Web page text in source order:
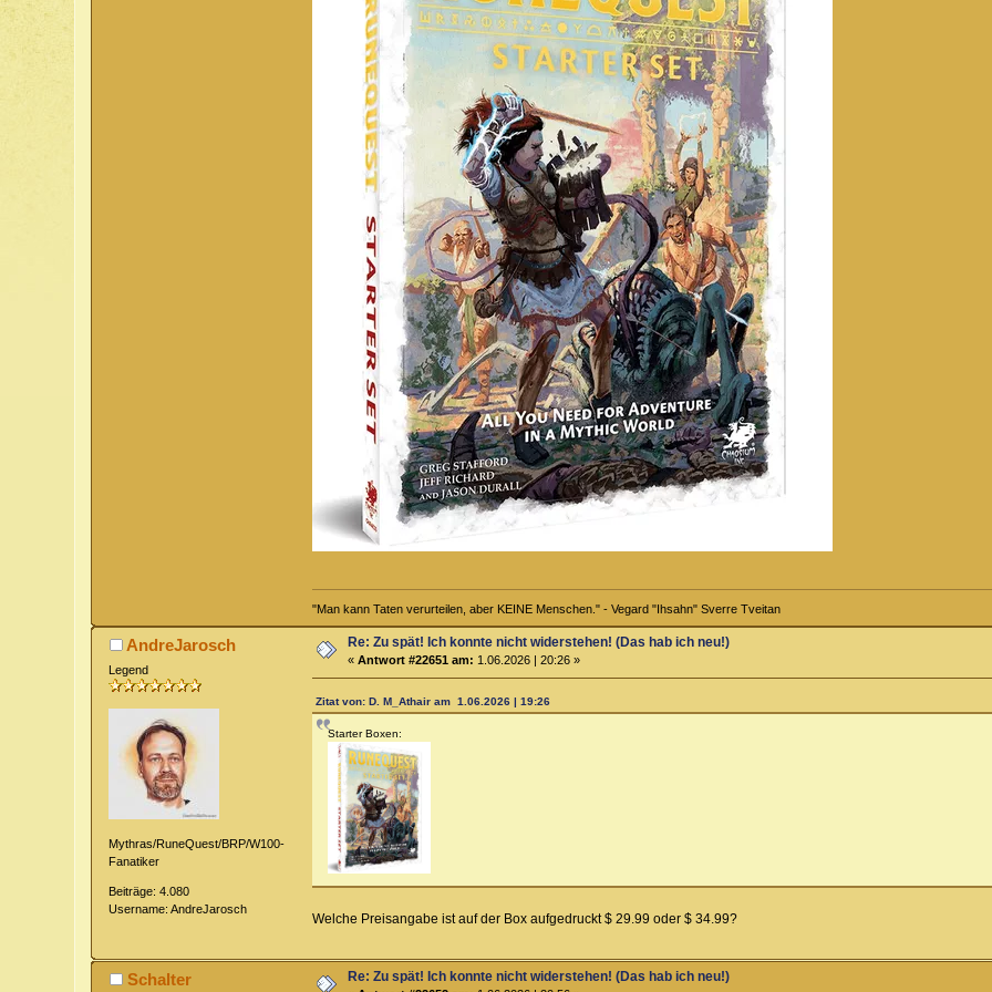
"Man kann Taten verurteilen, aber KEINE Menschen." - Vegard "Ihsahn" Sverre Tveitan
AndreJarosch
Legend
Mythras/RuneQuest/BRP/W100-
Fanatiker
Beiträge: 4.080
Username: AndreJarosch
Re: Zu spät! Ich konnte nicht widerstehen! (Das hab ich neu!)
«Antwort #22651 am: 1.06.2026 | 20:26 »
Zitat von: D. M_Athair am 1.06.2026 | 19:26
Starter Boxen:
Welche Preisangabe ist auf der Box aufgedruckt $ 29.99 oder $ 34.99?
Schalter Re: Zu spät! Ich konnte nicht widerstehen! (Das hab ich neu!)